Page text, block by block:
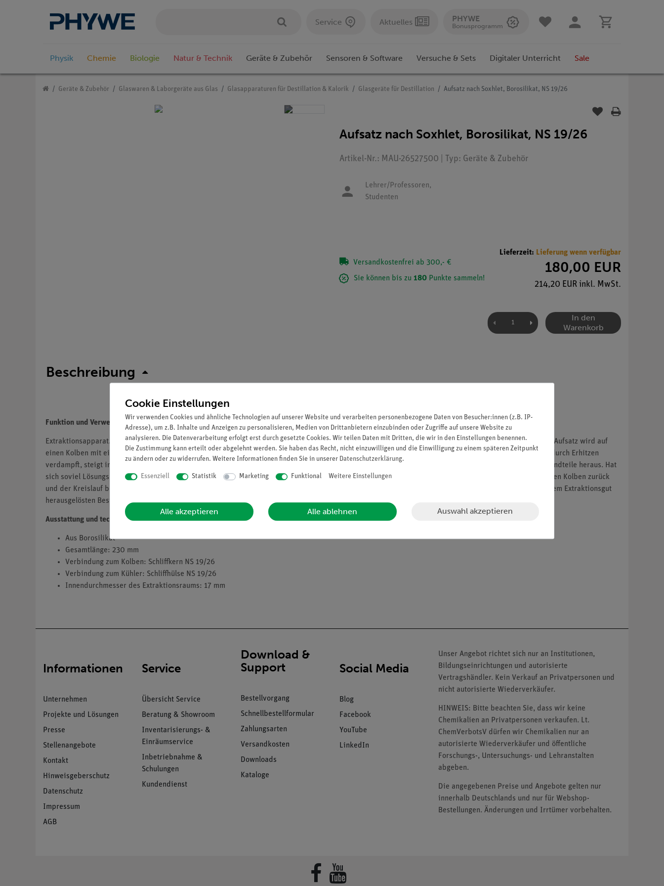
Service Aktuelles PHYWE
Bonusprogramm
Physik Chemie Biologie Natur & Technik Geräte & Zubehör Sensoren & Software Versuche & Sets Digitaler Unterricht Sale
Geräte & Zubehör Glaswaren & Laborgeräte aus Glas Glasapparaturen für Destillation & Kalorik Glasgeräte für Destillation Aufsatz nach Soxhlet, Borosilikat, NS 19/26
Aufsatz nach Soxhlet, Borosilikat, NS 19/26
Artikel-Nr.: MAU-26527500 | Typ: Geräte & Zubehör
Lehrer/Professoren,
Studenten
Versandkostenfrei ab 300,- €
Sie können bis zu 180 Punkte sammeln!
Lieferzeit: Lieferung wenn verfügbar
180,00 EUR
214,20 EUR inkl. MwSt.
In den
Warenkorb
Beschreibung
Funktion und Verwendung
Extraktionsapparat. Das zu extrahierende Gut wird in einer Extraktionshülse aus gepresstem Filterpapier in den Aufsatz nachSoxhlethineingegeben. Der Aufsatz wird auf
einen Kolben mit einem geeigneten Lösungsmittel gesetzt und die obere Öffnung mit einem Rückflusskühler versehen. Das Lösungsmittel im Kolben wird durch Erhitzen
verdampft, steigt im
hinauf, kondensiert im Rückflusskühler und tropft auf das Extraktionsgut. Dort löst es die zu extrahierenden Bestandteile heraus. Hat
sich soviel Lösungsmittel im Aufsatz angesammelt, dass der höchste Punkt des Heberohres erreicht ist, so fließt die gesamte Lösung aus dem Aufsatz in den Kolben zurück
und der Kreislauf beginnt von neuem. So ist es auf einfache Weise möglich, unzählige Extraktionsschritte nacheinander auszuführen, wobei sich die aus dem Extraktionsgut
herausgelösten Bestandteile in der Lösung des Kolbens anreichern.
Ausstattung und technische Daten
Aus Borosilikat
Gesamtlänge: 230 mm
Verbindung zum Kolben: Schliffkern NS 19/26
Verbindung zum Kühler: Schliffhülse NS 19/26
Innendurchmesser des Extraktionsraums: 17 mm
Informationen
Unternehmen
Projekte und Lösungen
Presse
Stellenangebote
Kontakt
Hinweisgeberschutz
Datenschutz
Impressum
AGB
Service
Übersicht Service
Beratung & Showroom
Inventarisierungs- &
Einräumservice
Inbetriebnahme &
Schulungen
Kundendienst
Download &
Support
Bestellvorgang
Schnellbestellformular
Zahlungsarten
Versandkosten
Downloads
Kataloge
Social Media
Blog
Facebook
YouTube
LinkedIn
Unser Angebot richtet sich nur an Institutionen,
Bildungseinrichtungen und autorisierte
Vertragshändler. Kein Verkauf an Privatpersonen und
nicht autorisierte Wiederverkäufer.
HINWEIS: Bitte beachten Sie, dass wir keine
Chemikalien an Privatpersonen verkaufen. Lt.
ChemVerbotsV dürfen wir Chemikalien nur an
autorisierte Wiederverkäufer und öffentliche
Forschungs-, Untersuchungs- und Lehranstalten
abgeben.
Die angegebenen Preise und Angebote gelten nur
innerhalb Deutschlands und nur für Webshop-
Bestellungen. Änderungen und Irrtümer vorbehalten.
Cookie Einstellungen
Wir verwenden Cookies und ähnliche Technologien auf unserer Website und verarbeiten personenbezogene Daten von Besucher:innen (z.B. IP-
Adresse), um z.B. Inhalte und Anzeigen zu personalisieren, Medien von Drittanbietern einzubinden oder Zugriffe auf unsere Website zu
analysieren. Die Datenverarbeitung erfolgt erst durch gesetzte Cookies. Wir teilen Daten mit Dritten, die wir in den Einstellungen benennen.
Die Zustimmung kann erteilt oder abgelehnt werden. Sie haben das Recht, nicht einzuwilligen und die Einwilligung zu einem späteren Zeitpunkt
zu ändern oder zu widerrufen. Weitere Informationen finden Sie in unserer Daten­schutz­erklärung.
Essenziell Statistik Marketing Funktional Weitere Einstellungen
Alle akzeptieren Alle ablehnen Auswahl akzeptieren